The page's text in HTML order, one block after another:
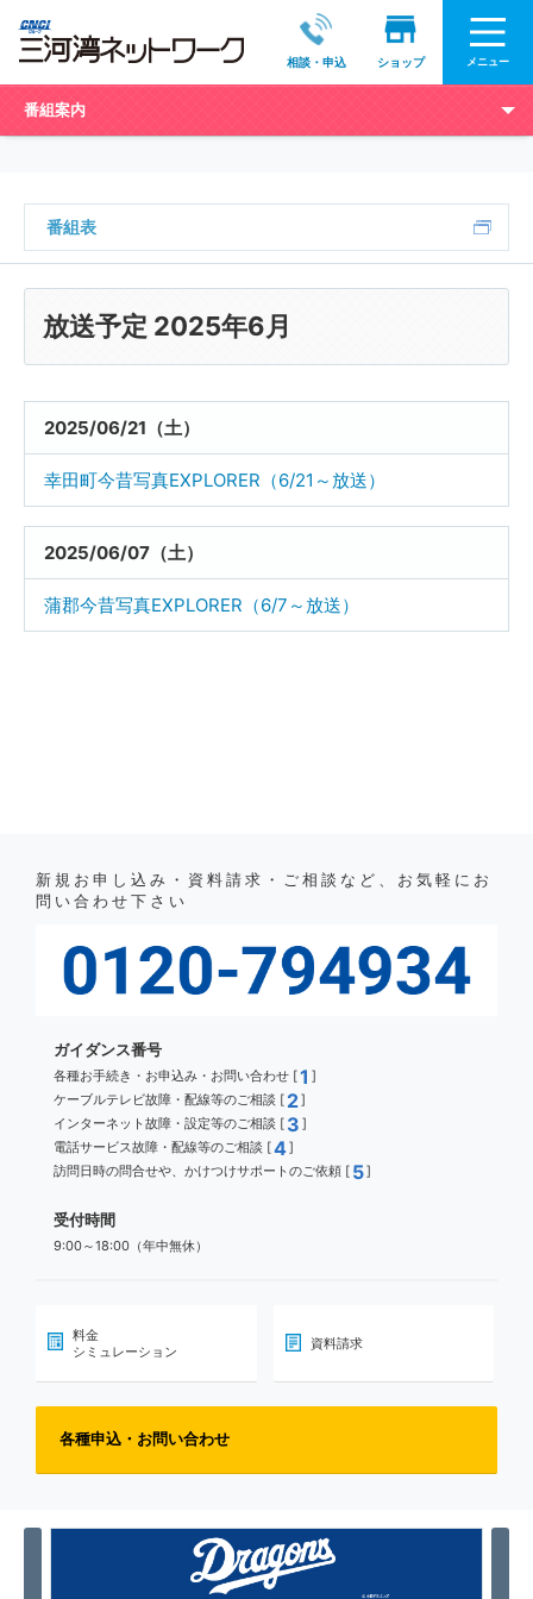
相談・申込 ショップ メニュー
番組案内
番組表
放送予定 2025年6月
2025/06/21（土）
幸田町今昔写真EXPLORER（6/21～放送）
2025/06/07（土）
蒲郡今昔写真EXPLORER（6/7～放送）
新規お申し込み・資料請求・ご相談など、お気軽にお
問い合わせ下さい
ガイダンス番号
各種お手続き・お申込み・お問い合わせ [1 ]
ケーブルテレビ故障・配線等のご相談 [ 2]
インターネット故障・設定等のご相談 [ 3 ]
電話サービス故障・配線等のご相談 [4]
訪問日時の問合せや、かけつけサポートのご依頼 [ 5]
受付時間
9:00～18:00（年中無休）
料金
シミュレーション
資料請求
各種申込・お問い合わせ